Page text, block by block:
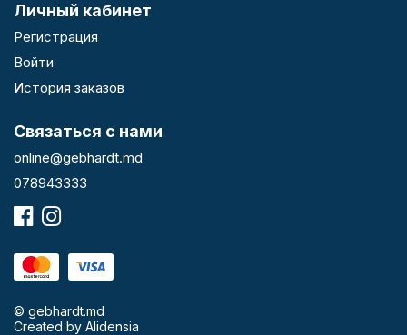
Личный кабинет
Регистрация
Войти
История заказов
Связаться с нами
online@gebhardt.md
078943333
© gebhardt.md
Created by Alidensia